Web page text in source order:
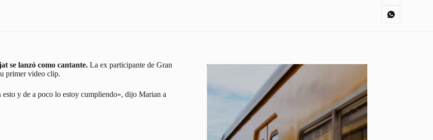
se lanzó como cantante. La ex participante de Gran
primer video clip.
y de a poco lo estoy cumpliendo», dijo Marian a